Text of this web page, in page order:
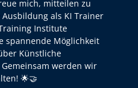
mich, mitteilen zu
als KI Trainer
Institute
spannende Möglichkeit
Künstliche
werden wir
🌟🤝